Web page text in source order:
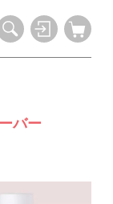
バー